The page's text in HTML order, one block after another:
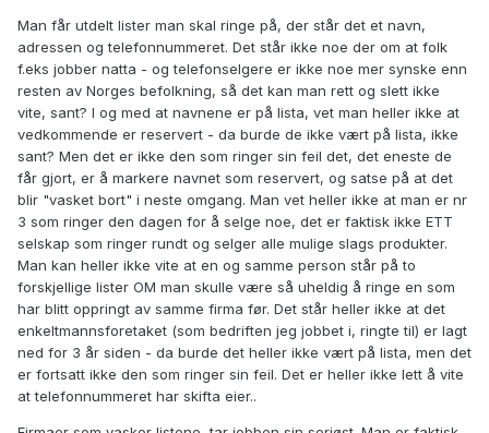
Man får utdelt lister man skal ringe på, der står det et navn,
adressen og telefonnummeret. Det står ikke noe der om at folk
f.eks jobber natta - og telefonselgere er ikke noe mer synske enn
resten av Norges befolkning, så det kan man rett og slett ikke
vite, sant? I og med at navnene er på lista, vet man heller ikke at
vedkommende er reservert - da burde de ikke vært på lista, ikke
sant? Men det er ikke den som ringer sin feil det, det eneste de
får gjort, er å markere navnet som reservert, og satse på at det
blir "vasket bort" i neste omgang. Man vet heller ikke at man er nr
3 som ringer den dagen for å selge noe, det er faktisk ikke ETT
selskap som ringer rundt og selger alle mulige slags produkter.
Man kan heller ikke vite at en og samme person står på to
forskjellige lister OM man skulle være så uheldig å ringe en som
har blitt oppringt av samme firma før. Det står heller ikke at det
enkeltmannsforetaket (som bedriften jeg jobbet i, ringte til) er lagt
ned for 3 år siden - da burde det heller ikke vært på lista, men det
er fortsatt ikke den som ringer sin feil. Det er heller ikke lett å vite
at telefonnummeret har skifta eier..